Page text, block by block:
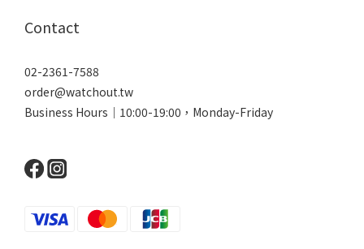
Contact
02-2361-7588
order@watchout.tw
Business Hours｜10:00-19:00，Monday-Friday